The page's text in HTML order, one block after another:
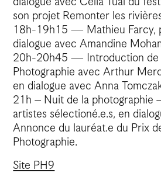
son projet Remonter les
18h-19h15 — Mathieu Farcy,
dialogue avec Amandine
20h-20h45 — Introduction de
Photographie avec Arthur
en dialogue avec Anna
21h – Nuit de la photographie
artistes sélectioné.e.s, en
Annonce du lauréat.e du Prix
Photographie.
Site PH9